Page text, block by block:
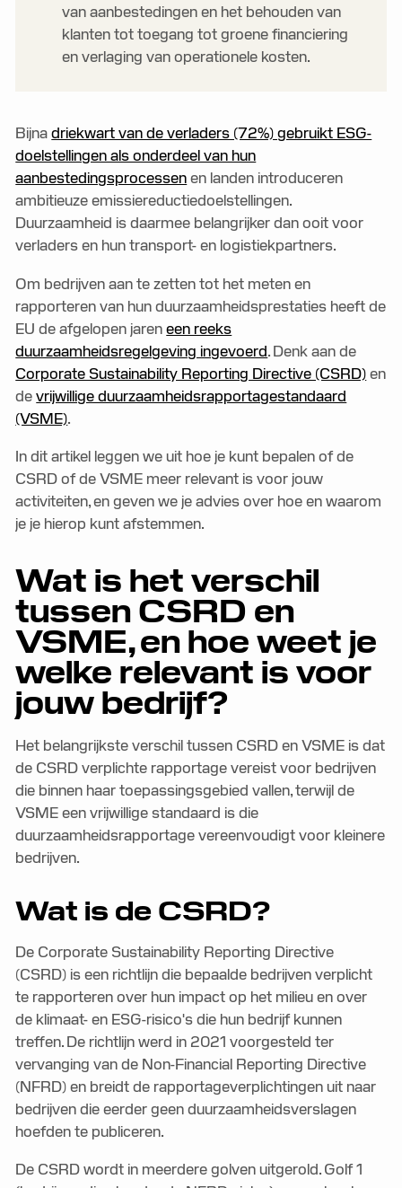
van aanbestedingen en het behouden van
klanten tot toegang tot groene financiering
en verlaging van operationele kosten.
Bijnadriekwart van de verladers (72%) gebruikt ESG-
doelstellingen als onderdeel van hun
aanbestedingsprocessenen landen introduceren
ambitieuze emissiereductiedoelstellingen.
Duurzaamheid is daarmee belangrijker dan ooit voor
verladers en hun transport- en logistiekpartners.
Om bedrijven aan te zetten tot het meten en
rapporteren van hun duurzaamheidsprestaties heeft de
EU de afgelopen jareneen reeks
duurzaamheidsregelgeving ingevoerd. Denk aan de
Corporate Sustainability Reporting Directive (CSRD)en
devrijwillige duurzaamheidsrapportagestandaard
(VSME).
In dit artikel leggen we uit hoe je kunt bepalen of de
CSRD of de VSME meer relevant is voor jouw
activiteiten, en geven we je advies over hoe en waarom
je je hierop kunt afstemmen.
Wat is het verschil
tussen CSRD en
VSME, en hoe weet je
welke relevant is voor
jouw bedrijf?
Het belangrijkste verschil tussen CSRD en VSME is dat
de CSRD verplichte rapportage vereist voor bedrijven
die binnen haar toepassingsgebied vallen, terwijl de
VSME een vrijwillige standaard is die
duurzaamheidsrapportage vereenvoudigt voor kleinere
bedrijven.
Wat is de CSRD?
De Corporate Sustainability Reporting Directive
(CSRD) is een richtlijn die bepaalde bedrijven verplicht
te rapporteren over hun impact op het milieu en over
de klimaat- en ESG-risico's die hun bedrijf kunnen
treffen. De richtlijn werd in 2021 voorgesteld ter
vervanging van de Non-Financial Reporting Directive
(NFRD) en breidt de rapportageverplichtingen uit naar
bedrijven die eerder geen duurzaamheidsverslagen
hoefden te publiceren.
De CSRD wordt in meerdere golven uitgerold. Golf 1